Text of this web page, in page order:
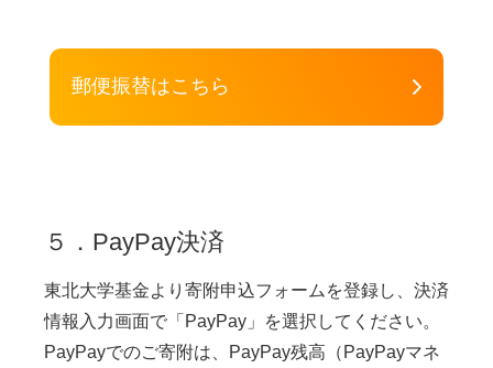
郵便振替はこちら
５．PayPay決済
東北大学基金より寄附申込フォームを登録し、決済
情報入力画面で「PayPay」を選択してください。
PayPayでのご寄附は、PayPay残高（PayPayマネ